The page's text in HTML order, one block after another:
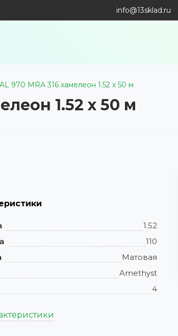
info@13sklad.ru
970 MRA 316 хамелеон 1.52 x 50 м
1.52 x 50 м
1.52
110
Матовая
Amethyst
4